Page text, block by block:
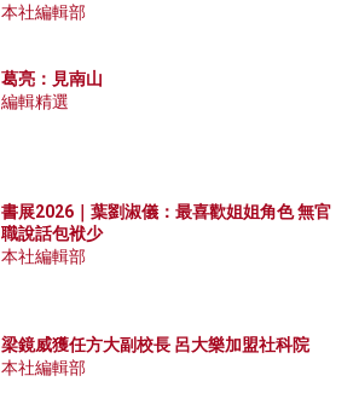
本社編輯部
葛亮：見南山
編輯精選
書展2026｜葉劉淑儀：最喜歡姐姐角色 無官
職說話包袱少
本社編輯部
梁鏡威獲任方大副校長 呂大樂加盟社科院
本社編輯部